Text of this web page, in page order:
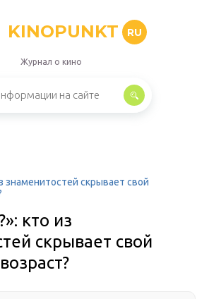
KINOPUNKT RU
Журнал о кино
знаменитостей скрывает свой
кто из
скрывает свой